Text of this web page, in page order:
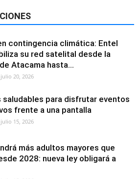
contingencia climática: Entel
su red satelital desde la
Atacama hasta...
julio 20, 2026
saludables para disfrutar eventos
frente a una pantalla
julio 15, 2026
más adultos mayores que
2028: nueva ley obligará a